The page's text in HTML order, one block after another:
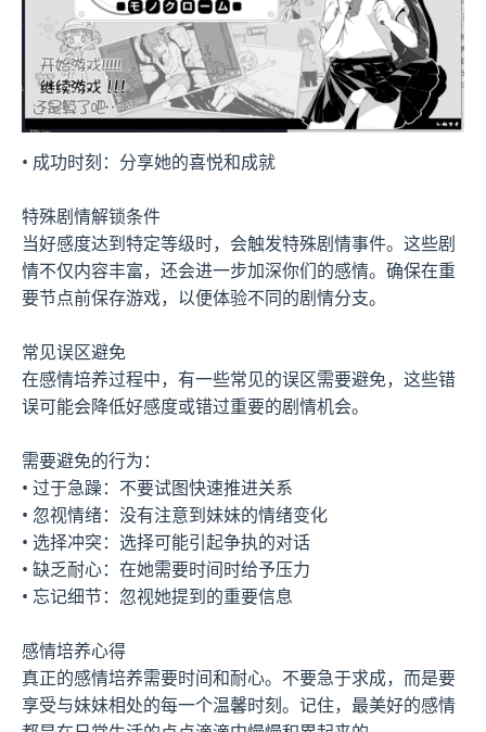
• 成功时刻：分享她的喜悦和成就
特殊剧情解锁条件
当好感度达到特定等级时，会触发特殊剧情事件。这些剧
情不仅内容丰富，还会进一步加深你们的感情。确保在重
要节点前保存游戏，以便体验不同的剧情分支。
常见误区避免
在感情培养过程中，有一些常见的误区需要避免，这些错
误可能会降低好感度或错过重要的剧情机会。
需要避免的行为：
• 过于急躁：不要试图快速推进关系
• 忽视情绪：没有注意到妹妹的情绪变化
• 选择冲突：选择可能引起争执的对话
• 缺乏耐心：在她需要时间时给予压力
• 忘记细节：忽视她提到的重要信息
感情培养心得
真正的感情培养需要时间和耐心。不要急于求成，而是要
享受与妹妹相处的每一个温馨时刻。记住，最美好的感情